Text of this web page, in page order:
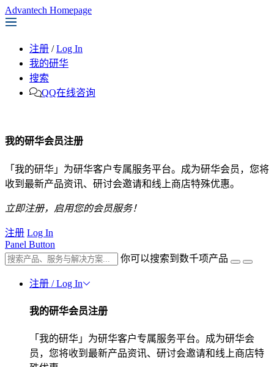
Advantech Homepage
注册 / Log In
我的研华
搜索
QQ在线咨询
我的研华会员注册
「我的研华」为研华客户专属服务平台。成为研华会员，您将
收到最新产品资讯、研讨会邀请和线上商店特殊优惠。
立即注册，启用您的会员服务！
注册 Log In
Panel Button
你可以搜索到数千项产品
注册 / Log In
我的研华会员注册
「我的研华」为研华客户专属服务平台。成为研华会
员，您将收到最新产品资讯、研讨会邀请和线上商店特